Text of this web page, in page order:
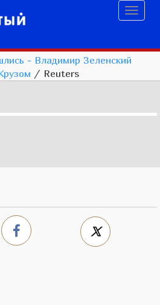
- Владимир Зеленский
/ Reuters